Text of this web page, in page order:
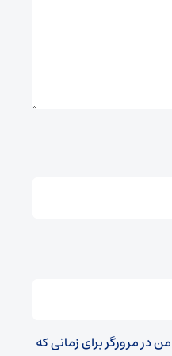
در مرورگر برای زمانی که